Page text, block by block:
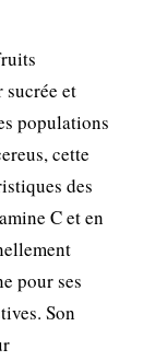
sucrée et
populations
cette
des
C et en
pour ses
Son